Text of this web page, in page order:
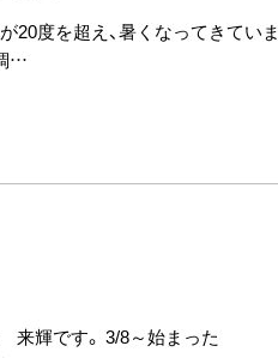
20度を超え、暑くなってきていま
…
来輝です。 3/8～始まった